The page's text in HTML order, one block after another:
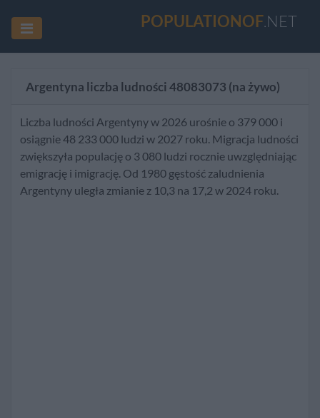
POPULATIONOF.NET
Argentyna liczba ludności48083073 (na żywo)
Liczba ludności Argentyny w 2026 urośnie o 379 000 i
osiągnie 48 233 000 ludzi w 2027 roku. Migracja ludności
zwiększyła populację o 3 080 ludzi rocznie uwzględniając
emigrację i imigrację. Od 1980 gęstość zaludnienia
Argentyny uległa zmianie z 10,3 na 17,2 w 2024 roku.